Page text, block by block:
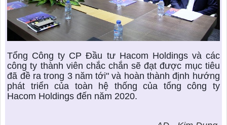
Tổng Công ty CP Đầu tư Hacom Holdings và các
công ty thành viên chắc chắn sẽ đạt được mục tiêu
đã đề ra trong 3 năm tới" và hoàn thành định hướng
phát triển của toàn hệ thống của tổng công ty
Hacom Holdings đến năm 2020.